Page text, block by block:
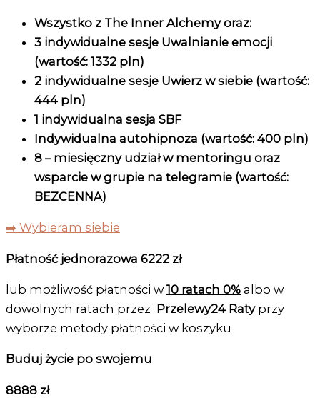
Wszystko z The Inner Alchemy oraz:
3 indywidualne sesje Uwalnianie emocji
(wartość: 1332 pln)
2 indywidualne sesje Uwierz w siebie (wartość:
444 pln)
1 indywidualna sesja SBF
Indywidualna autohipnoza (wartość: 400 pln)
8 – miesięczny udział w mentoringu oraz
wsparcie w grupie na telegramie (wartość:
BEZCENNA)
➡️ Wybieram siebie
Płatność jednorazowa 6222 zł
lub możliwość płatności w10 ratach 0% albo w
dowolnych ratach przez Przelewy24 Ratyprzy
wyborze metody płatności w koszyku
Buduj życie po swojemu
8888 zł